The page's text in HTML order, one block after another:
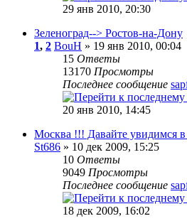
29 янв 2010, 20:30
Зеленоград--> Ростов-на-Дону
1, 2 BouH » 19 янв 2010, 00:04
15 Ответы
13170 Просмотры
Последнее сообщение
20 янв 2010, 14:45
Москва !!! Давайте увидимся в
St686 » 10 дек 2009, 15:25
10 Ответы
9049 Просмотры
Последнее сообщение
18 дек 2009, 16:02